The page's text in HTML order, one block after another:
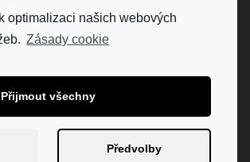
Fakturační adresa:
Kunětická 2534/2, 120 00
optimalizaci našich webových
Zásady cookie
Přijmout všechny
Předvolby